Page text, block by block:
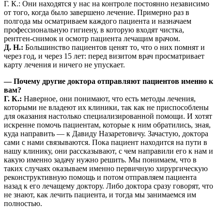
Г. К.: Они находятся у нас на контроле постоянно независимо
от того, когда было завершено лечение. Примерно раз в
полгода мы осматриваем каждого пациента и назначаем
профессиональную гигиену, в которую входят чистка,
рентген-снимок и осмотр пациента лечащим врачом.
Д. Н.: Большинство пациентов ценят то, что о них помнят и
через год, и через 15 лет: перед визитом врач просматривает
карту лечения и ничего не упускает.
— Почему другие доктора отправляют пациентов именно к
вам?
Г. К.: Наверное, они понимают, что есть методы лечения,
которыми не владеют их клиники, так как не приспособлены
для оказания настолько специализированной помощи. И хотят
искренне помочь пациентам, которые к ним обратились, зная,
куда направить — к Давиду Назаретовичу. Зачастую, доктора
сами с нами связываются. Пока пациент находится на пути в
нашу клинику, они рассказывают, с чем направили его к нам и
какую именно задачу нужно решить. Мы понимаем, что в
таких случаях оказываем именно первичную хирургическую
реконструктивную помощь и потом отправляем пациента
назад к его лечащему доктору. Либо доктора сразу говорят, что
не знают, как лечить пациента, и тогда мы занимаемся им
полностью.